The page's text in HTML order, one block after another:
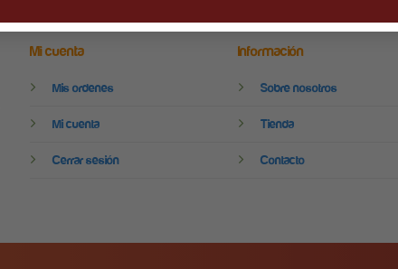
Mi cuenta
Mis ordenes
Mi cuenta
Cerrar sesión
Información
Sobre nosotros
Tienda
Contacto